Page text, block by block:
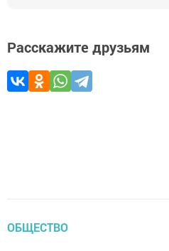
Расскажите друзьям
ОБЩЕСТВО